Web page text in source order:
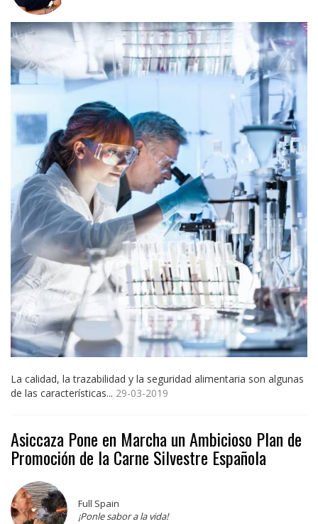
La calidad, la trazabilidad y la seguridad alimentaria son algunas
de las características... 29-03-2019
Asiccaza Pone en Marcha un Ambicioso Plan de
Promoción de la Carne Silvestre Española
Full Spain
¡Ponle sabor a la vida!